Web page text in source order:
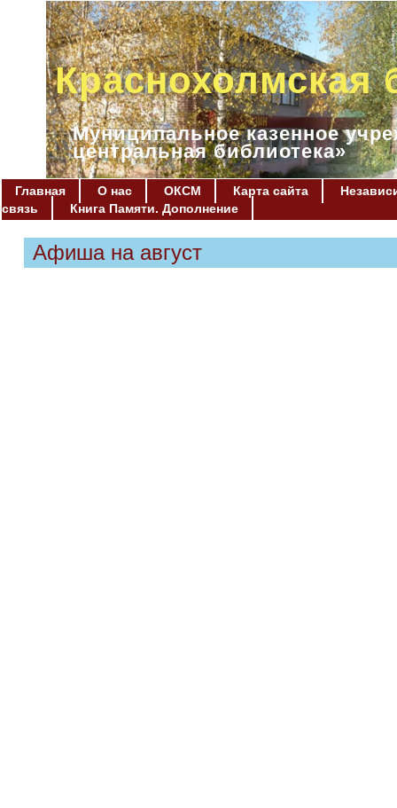
Краснохолмская
Муниципальное казенное
центральная библиотека»
Главная О нас ОКСМ Карта сайта
связь
Книга Памяти. Дополнение
Афиша на август